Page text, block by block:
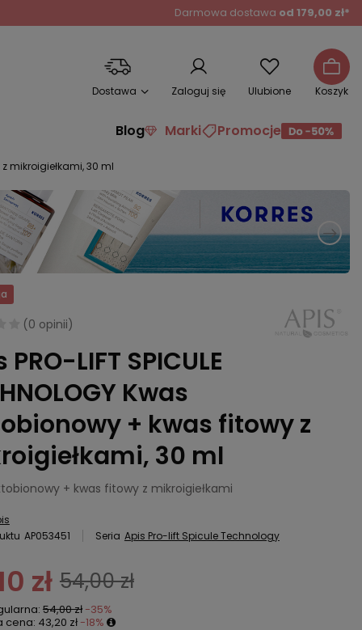
Darmowa dostawa od 179,00 zł*
Dostawa Zaloguj się Ulubione Koszyk
Blog Marki Promocje
z mikroigiełkami, 30 ml
(0 opinii)
LIFT SPICULE
Kwas
+ kwas fitowy z
30 ml
+ kwas fitowy z mikroigiełkami
AP053451 Seria Apis Pro-lift Spicule Technology
zł 54,00 zł
54,00 zł -35%
cena: 43,20 zł -18%